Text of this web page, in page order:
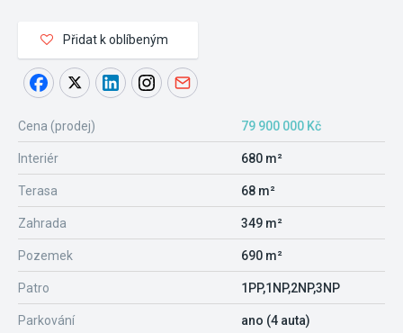
Přidat k oblíbeným
Cena (prodej) 79 900 000 Kč
Interiér 680 m²
Terasa 68 m²
Zahrada 349 m²
Pozemek 690 m²
Patro 1PP,1NP,2NP,3NP
Parkování ano (4 auta)